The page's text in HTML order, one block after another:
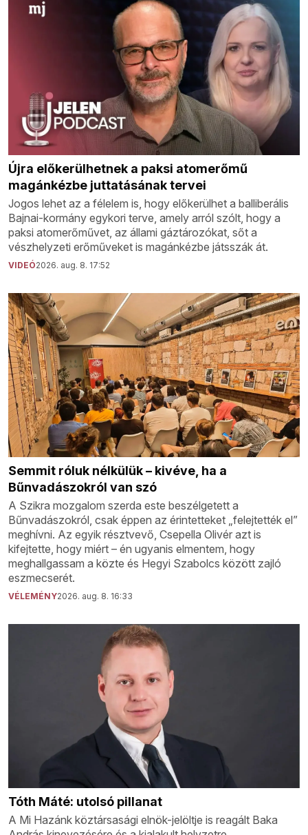
Újra előkerülhetnek a paksi atomerőmű
magánkézbe juttatásának tervei
Jogos lehet az a félelem is, hogy előkerülhet a balliberális
Bajnai-kormány egykori terve, amely arról szólt, hogy a
paksi atomerőművet, az állami gáztározókat, sőt a
vészhelyzeti erőműveket is magánkézbe játsszák át.
VIDEÓ2026. aug. 8. 17:52
Semmit róluk nélkülük – kivéve, ha a
Bűnvadászokról van szó
A Szikra mozgalom szerda este beszélgetett a
Bűnvadászokról, csak éppen az érintetteket „felejtették el”
meghívni. Az egyik résztvevő, Csepella Olivér azt is
kifejtette, hogy miért – én ugyanis elmentem, hogy
meghallgassam a közte és Hegyi Szabolcs között zajló
eszmecserét.
VÉLEMÉNY2026. aug. 8. 16:33
Tóth Máté: utolsó pillanat
A Mi Hazánk köztársasági elnök-jelöltje is reagált Baka